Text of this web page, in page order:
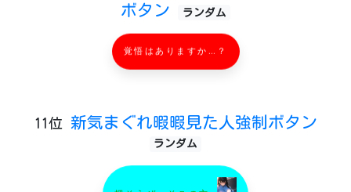
ボタン
ランダム
覚悟はありますか…？
11位 新気まぐれ暇暇見た人強制ボタン
ランダム